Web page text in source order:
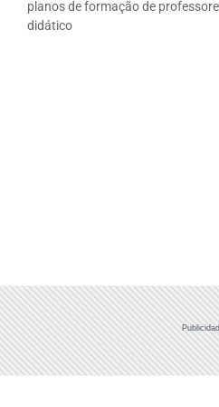
planos de formação de
didático